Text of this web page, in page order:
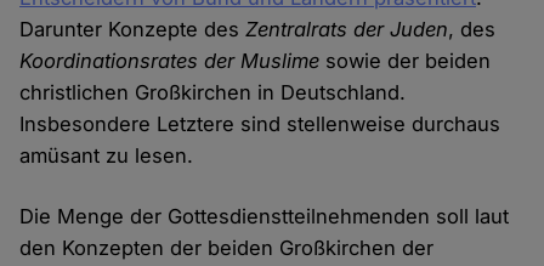
Darunter Konzepte desZentralrats der Juden, des
Koordinationsrates der Muslime sowie der beiden
christlichen Großkirchen in Deutschland.
Insbesondere Letztere sind stellenweise durchaus
amüsant zu lesen.
Die Menge der Gottesdienstteilnehmenden soll laut
den Konzepten der beiden Großkirchen der